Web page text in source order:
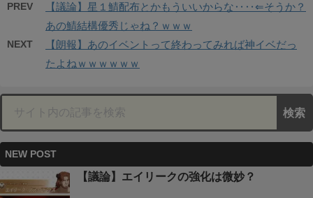
PREV
【議論】星１鯖配布とかもういいからな‥‥⇐そうか？
あの鯖結構優秀じゃね？ｗｗｗ
NEXT
【朗報】あのイベントって終わってみれば神イベだっ
たよねｗｗｗｗｗｗ
NEW POST
【議論】エイリークの強化は微妙？